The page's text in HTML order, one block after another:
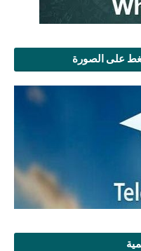
على الصورة